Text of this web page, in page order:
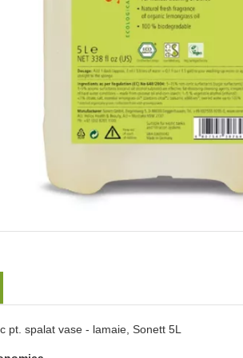
pt. spalat vase - lamaie, Sonett 5L